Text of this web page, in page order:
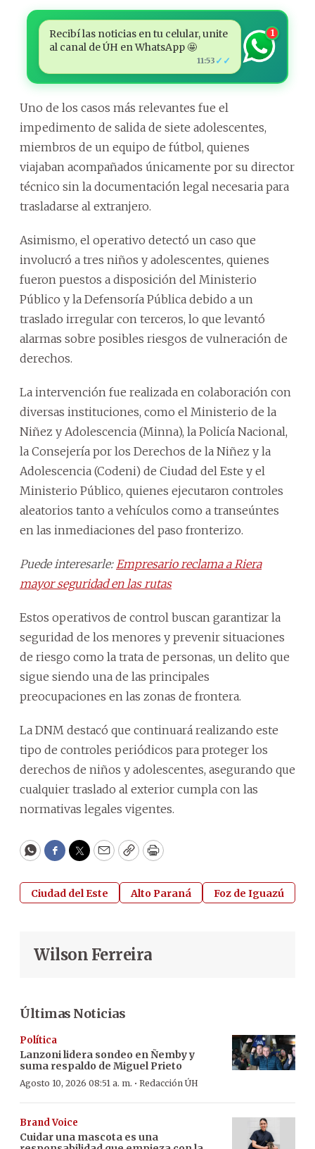
Recibí las noticias en tu celular, unite
al canal de ÚH en WhatsApp 🤩
11:53 ✓✓
1
Uno de los casos más relevantes fue el
impedimento de salida de siete adolescentes,
miembros de un equipo de fútbol, quienes
viajaban acompañados únicamente por su director
técnico sin la documentación legal necesaria para
trasladarse al extranjero.
Asimismo, el operativo detectó un caso que
involucró a tres niños y adolescentes, quienes
fueron puestos a disposición del Ministerio
Público y la Defensoría Pública debido a un
traslado irregular con terceros, lo que levantó
alarmas sobre posibles riesgos de vulneración de
derechos.
La intervención fue realizada en colaboración con
diversas instituciones, como el Ministerio de la
Niñez y Adolescencia (Minna), la Policía Nacional,
la Consejería por los Derechos de la Niñez y la
Adolescencia (Codeni) de Ciudad del Este y el
Ministerio Público, quienes ejecutaron controles
aleatorios tanto a vehículos como a transeúntes
en las inmediaciones del paso fronterizo.
Puede interesarle: Empresario reclama a Riera
mayor seguridad en las rutas
Estos operativos de control buscan garantizar la
seguridad de los menores y prevenir situaciones
de riesgo como la trata de personas, un delito que
sigue siendo una de las principales
preocupaciones en las zonas de frontera.
La DNM destacó que continuará realizando este
tipo de controles periódicos para proteger los
derechos de niños y adolescentes, asegurando que
cualquier traslado al exterior cumpla con las
normativas legales vigentes.
WhatsApp
Facebook
Twitter
EmailCopyPrint
Ciudad del Este Alto Paraná Foz de Iguazú
Wilson Ferreira
Últimas Noticias
Política
Lanzoni lidera sondeo en Ñemby y
suma respaldo de Miguel Prieto
Agosto 10, 2026 08:51 a. m. · Redacción ÚH
Brand Voice
Cuidar una mascota es una